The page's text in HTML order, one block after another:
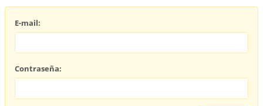
E-mail:
Contraseña: